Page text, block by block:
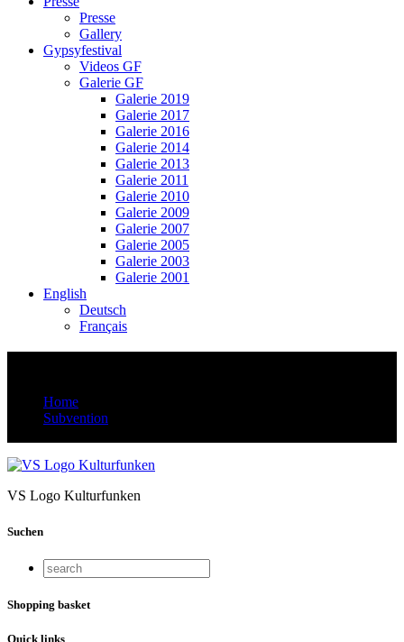
Presse
Gallery
Gypsyfestival
Videos GF
Galerie GF
Galerie 2019
Galerie 2017
Galerie 2016
Galerie 2014
Galerie 2013
Galerie 2011
Galerie 2010
Galerie 2009
Galerie 2007
Galerie 2005
Galerie 2003
Galerie 2001
English
Deutsch
Français
Home
Subvention
VS Logo Kulturfunken
Suchen
Shopping basket
Quick links